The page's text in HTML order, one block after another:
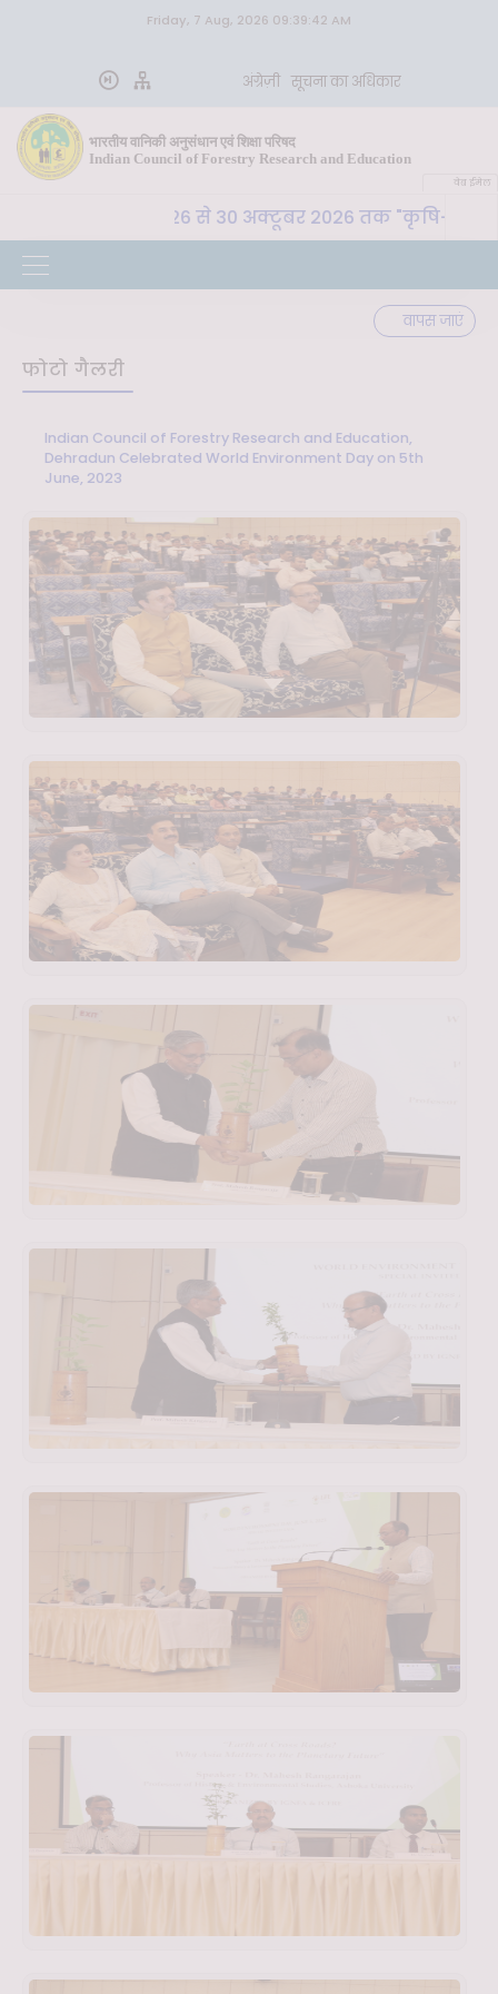
Friday, 7 Aug, 2026 09:39:42 AM
अंग्रेज़ी सूचना का अधिकार
भारतीय वानिकी अनुसंधान एवं शिक्षा परिषद
Indian Council of Forestry Research and Education
वेब ईमेल
शि. प. , देहरादून 26 से 30 अक्टूबर 2026 तक "कृषि-पर्यावरण
वापस जाएं
फोटो गैलरी
Indian Council of Forestry Research and Education,
Dehradun Celebrated World Environment Day on 5th
June, 2023